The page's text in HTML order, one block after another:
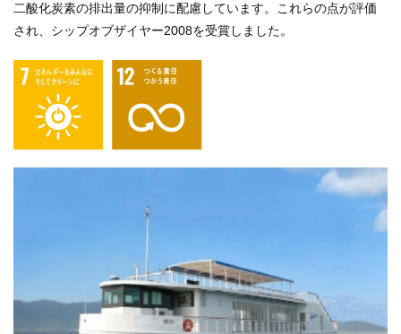
二酸化炭素の排出量の抑制に配慮しています。これらの点が評価
され、シップオブザイヤー2008を受賞しました。